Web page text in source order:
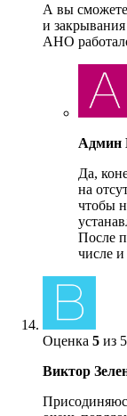
А вы сможете
и закрывания
АНО
Админ
Да,
на
чтобы
После
числе и
Оценка 5 из 5
Виктор